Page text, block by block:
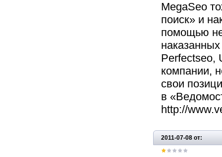
MegaSeo
поиск» и
помощью
Perfectseo,
компании,
свои
в
http://
2011-07-08 от: